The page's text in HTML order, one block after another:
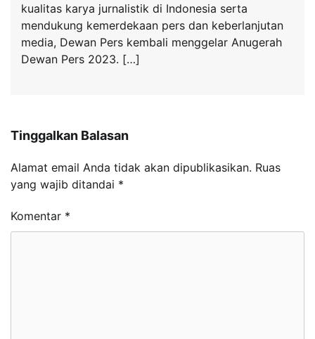
kualitas karya jurnalistik di Indonesia serta
mendukung kemerdekaan pers dan keberlanjutan
media, Dewan Pers kembali menggelar Anugerah
Dewan Pers 2023. […]
Tinggalkan Balasan
Alamat email Anda tidak akan dipublikasikan. Ruas
yang wajib ditandai *
Komentar *